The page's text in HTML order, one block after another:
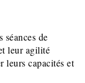
séances de
leur agilité
leurs capacités et